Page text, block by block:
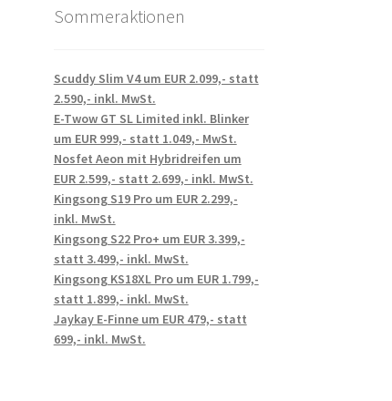
Sommeraktionen
Scuddy Slim V4 um EUR 2.099,- statt
2.590,- inkl. MwSt.
E-Twow GT SL Limited inkl. Blinker
um EUR 999,- statt 1.049,- MwSt.
Nosfet Aeon mit Hybridreifen um
EUR 2.599,- statt 2.699,- inkl. MwSt.
Kingsong S19 Pro um EUR 2.299,-
inkl. MwSt.
Kingsong S22 Pro+ um EUR 3.399,-
statt 3.499,- inkl. MwSt.
Kingsong KS18XL Pro um EUR 1.799,-
statt 1.899,- inkl. MwSt.
Jaykay E-Finne um EUR 479,- statt
699,- inkl. MwSt.